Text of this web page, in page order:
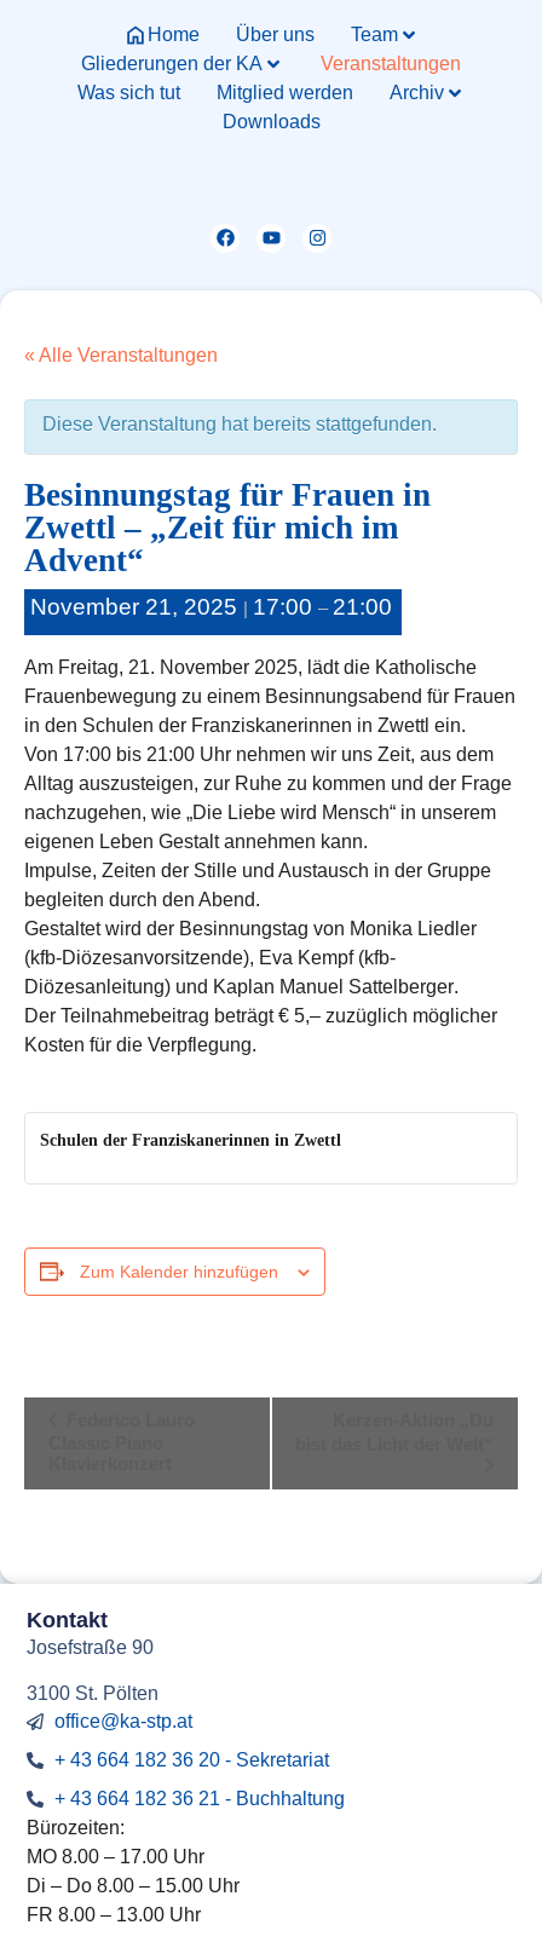
Home Über uns
Team
Gliederungen der KA
Veranstaltungen
Was sich tut
Mitglied werden
Archiv
Downloads
« Alle Veranstaltungen
Diese Veranstaltung hat bereits stattgefunden.
Besinnungstag für Frauen in
Zwettl – „Zeit für mich im
Advent“
November 21, 2025 | 17:00 – 21:00
Am Freitag, 21. November 2025, lädt die Katholische
Frauenbewegung zu einem Besinnungsabend für Frauen
in den Schulen der Franziskanerinnen in Zwettl ein.
Von 17:00 bis 21:00 Uhr nehmen wir uns Zeit, aus dem
Alltag auszusteigen, zur Ruhe zu kommen und der Frage
nachzugehen, wie „Die Liebe wird Mensch“ in unserem
eigenen Leben Gestalt annehmen kann.
Impulse, Zeiten der Stille und Austausch in der Gruppe
begleiten durch den Abend.
Gestaltet wird der Besinnungstag von Monika Liedler
(kfb-Diözesanvorsitzende), Eva Kempf(kfb-
Diözesanleitung) und Kaplan Manuel Sattelberger.
Der Teilnahmebeitrag beträgt€ 5,– zuzüglich möglicher
Kosten für die Verpflegung.
Schulen der Franziskanerinnen in Zwettl
Zum Kalender hinzufügen
Kontakt
Josefstraße 90
3100 St. Pölten
office@ka-stp.at
+ 43 664 182 36 20 - Sekretariat
+ 43 664 182 36 21 - Buchhaltung
Bürozeiten:
MO 8.00 – 17.00 Uhr
Di – Do 8.00 – 15.00 Uhr
FR 8.00 – 13.00 Uhr